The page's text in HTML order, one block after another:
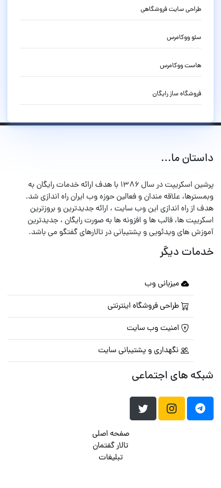
طراحی سایت فروشگاهی
سئو ووکامرس
هاست ووکامرس
فروشگاه ساز رایگان
داستان ما...
پرشین اسکریپت در سال ۱۳۸۶ با هدف ارائه خدمات رایگان به
وبمسترها، علاقه مندان و فعالین حوزه وب ایران راه اندازی شد.
هدف از راه اندازی این وب سایت ، ارائه جدیدترین و بروزترین
اسکریپت ها، قالب ها و افزونه ها به صورت رایگان ، جدیدترین
آموزش های ویدئویی و پشتیبانی در تالارهای گفتگو می باشد.
خدمات دیگر
میزبانی وب
طراحی فروشگاه اینترنتی
امنیت وب سایت
نگهداری و پشتیبانی سایت
شبکه های اجتماعی
صفحه اصلی
تالار گفتمان
تبلیغات